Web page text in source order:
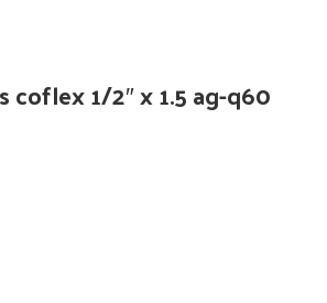
coflex 1/2″ x 1.5 ag-q60